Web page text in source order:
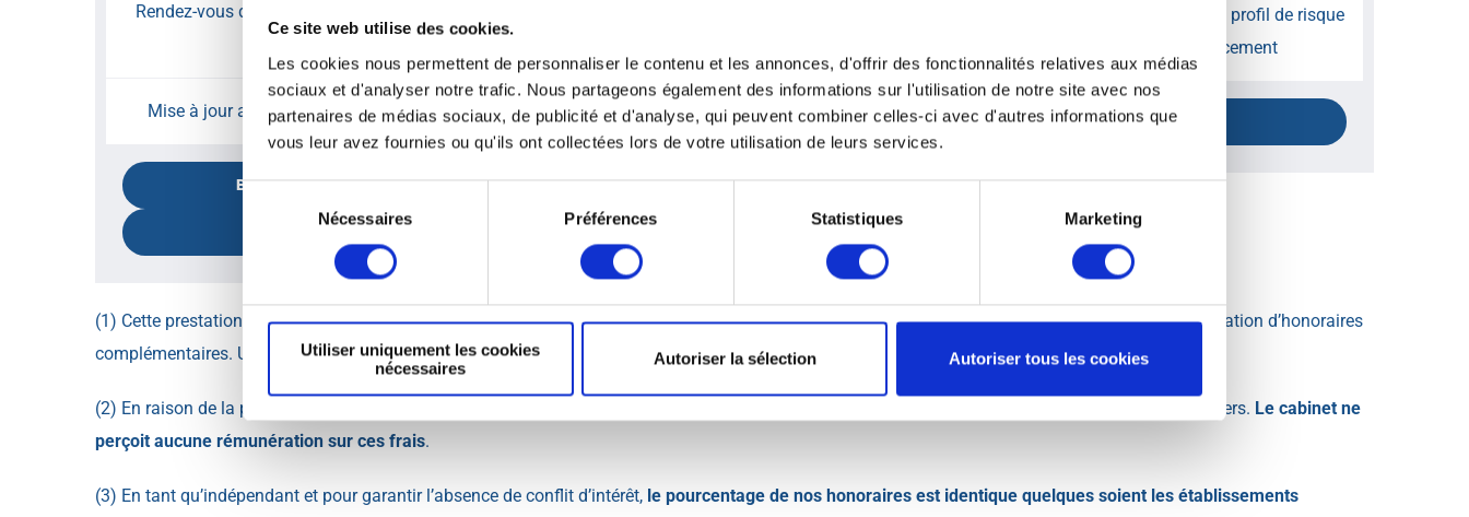
Ce site web utilise des cookies.
Les cookies nous permettent de personnaliser le contenu et les annonces, d'offrir des fonctionnalités relatives aux médias
sociaux et d'analyser notre trafic. Nous partageons également des informations sur l'utilisation de notre site avec nos
partenaires de médias sociaux, de publicité et d'analyse, qui peuvent combiner celles-ci avec d'autres informations que
vous leur avez fournies ou qu'ils ont collectées lors de votre utilisation de leurs services.
Sélection
consentement
Nécessaires Préférences Statistiques Marketing
Utiliser uniquement les cookies
nécessaires
Autoriser la sélection Autoriser tous les cookies
Rendez-vous d’analyse des résultats et des
Mise à jour annuelle (option) : 250 €/an
BUTTON TEXT
(optionnel) (1)
CONTACT
connaissances financières, du profil de risque
et de l’horizon de placement
CONTACT
(1) Cette prestation pourra donner lieu, en fonction des supports d’investissements choisis ou des travaux complémentaires nécessaires, à la facturation d’honoraires
complémentaires. Une lettre de mission additionnelle sera soumise à acceptation avant toute action.
(2) En raison de la politique commerciale de certaines compagnies, des frais sur versement pourront être exigés par certains établissements financiers. Le cabinet ne
perçoit aucune rémunération sur ces frais.
(3) En tant qu’indépendant et pour garantir l’absence de conflit d’intérêt, le pourcentage de nos honoraires est identique quelques soient les établissements